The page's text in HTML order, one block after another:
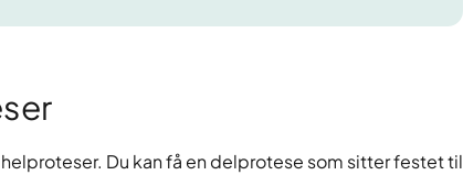
Du kan få en delprotese som sitter festet til